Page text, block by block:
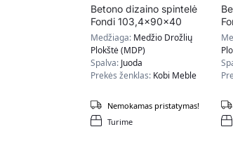
Betono dizaino spintelė
Fondi 103,4x90x40
cm, juodos spalvos
Medžiaga: Medžio Drožlių
Plokštė (MDP)
Spalva: Juoda
Prekės ženklas: Kobi Meble
Turime
Nemokamas pristatymas!